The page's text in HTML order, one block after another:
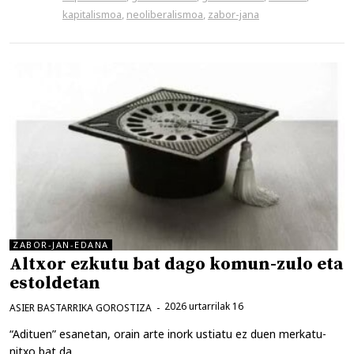
kapitalismoa, neoliberalismoa, zabor-jana
ZABOR-JAN-EDANA
Altxor ezkutu bat dago komun-zulo eta
estoldetan
2026 urtarrilak 16
ASIER BASTARRIKA GOROSTIZA
“Adituen” esanetan, orain arte inork ustiatu ez duen merkatu-